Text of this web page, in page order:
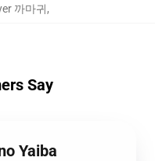
까마귀,
Say
Yaiba